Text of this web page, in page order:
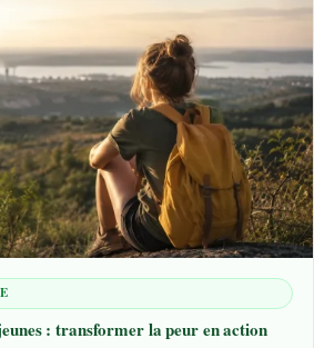
: transformer la peur en action